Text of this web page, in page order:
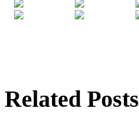
Related Posts